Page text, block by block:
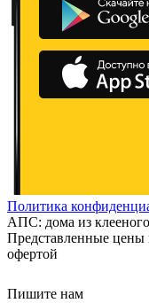
Политика
АПС: дома из
Представленные цены
офертой
Пишите нам